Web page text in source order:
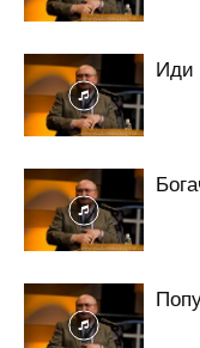
Иди